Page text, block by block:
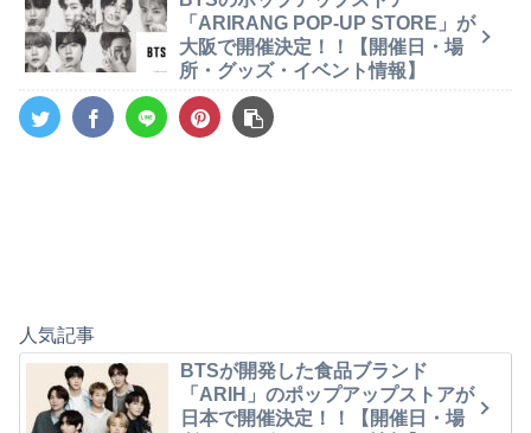
「ARIRANG POP-UP STORE」が
大阪で開催決定！！【開催日・場
所・グッズ・イベント情報】
人気記事
BTSが開発した食品ブランド
「ARIH」のポップアップストアが
日本で開催決定！！【開催日・場